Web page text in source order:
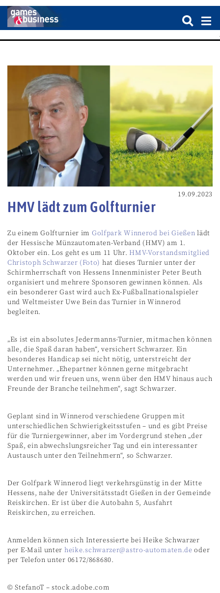
19.09.2023
HMV lädt zum Golfturnier
Zu einem Golfturnier im Golfpark Winnerod bei Gießen lädt
der Hessische Münzautomaten-Verband (HMV) am 1.
Oktober ein. Los geht es um 11 Uhr. HMV-Vorstandsmitglied
Christoph Schwarzer (Foto) hat dieses Turnier unter der
Schirmherrschaft von Hessens Innenminister Peter Beuth
organisiert und mehrere Sponsoren gewinnen können. Als
ein besonderer Gast wird auch Ex-Fußballnationalspieler
und Weltmeister Uwe Bein das Turnier in Winnerod
begleiten.
„Es ist ein absolutes Jedermanns-Turnier, mitmachen können
alle, die Spaß daran haben“, versichert Schwarzer. Ein
besonderes Handicap sei nicht nötig, unterstreicht der
Unternehmer. „Ehepartner können gerne mitgebracht
werden und wir freuen uns, wenn über den HMV hinaus auch
Freunde der Branche teilnehmen“, sagt Schwarzer.
Geplant sind in Winnerod verschiedene Gruppen mit
unterschiedlichen Schwierigkeitsstufen – und es gibt Preise
für die Turniergewinner, aber im Vordergrund stehen „der
Spaß, ein abwechslungsreicher Tag und ein interessanter
Austausch unter den Teilnehmern“, so Schwarzer.
Der Golfpark Winnerod liegt verkehrsgünstig in der Mitte
Hessens, nahe der Universitätsstadt Gießen in der Gemeinde
Reiskirchen. Er ist über die Autobahn 5, Ausfahrt
Reiskirchen, zu erreichen.
Anmelden können sich Interessierte bei Heike Schwarzer
per E-Mail unter heike.schwarzer@astro-automaten.de oder
per Telefon unter 06172/868680.
© StefanoT – stock.adobe.com